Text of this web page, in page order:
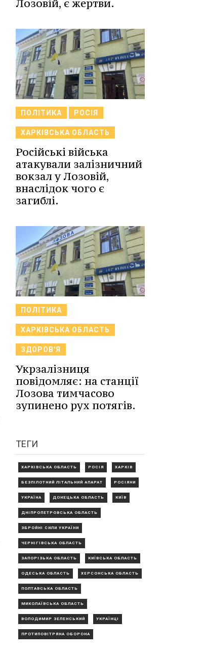
Лозовій, є жертви.
ПОЛІТИКА РОСІЯ
ХАРКІВСЬКА ОБЛАСТЬ
Російські війська
атакували залізничний
вокзал у Лозовій,
внаслідок чого є
загиблі.
ПОЛІТИКА
ХАРКІВСЬКА ОБЛАСТЬ
ЗДОРОВ'Я
Укрзалізниця
повідомляє: на станції
Лозова тимчасово
зупинено рух потягів.
ТЕГИ
ХАРКІВСЬКА ОБЛАСТЬ РОСІЯ ХАРКІВ
БЕЗПІЛОТНИЙ ЛІТАЛЬНИЙ АПАРАТ РОСІЯНИ
УКРАЇНА ДОНЕЦЬКА ОБЛАСТЬ КИЇВ
ДНІПРОПЕТРОВСЬКА ОБЛАСТЬ
ЗБРОЙНІ СИЛИ УКРАЇНИ
ЧЕРНІГІВСЬКА ОБЛАСТЬ
ЗАПОРІЗЬКА ОБЛАСТЬ КИЇВСЬКА ОБЛАСТЬ
ОДЕСЬКА ОБЛАСТЬ ХЕРСОНСЬКА ОБЛАСТЬ
ПОЛТАВСЬКА ОБЛАСТЬ
МИКОЛАЇВСЬКА ОБЛАСТЬ
ВОЛОДИМИР ЗЕЛЕНСЬКИЙ УКРАЇНЦІ
ПРОТИПОВІТРЯНА ОБОРОНА